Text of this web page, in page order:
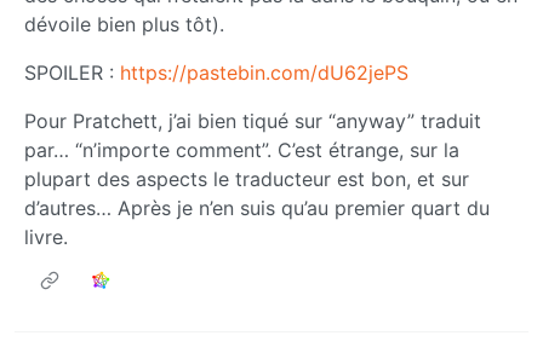
dévoile bien plus tôt).
SPOILER : https://pastebin.com/dU62jePS
Pour Pratchett, j’ai bien tiqué sur “anyway” traduit
par… “n’importe comment”. C’est étrange, sur la
plupart des aspects le traducteur est bon, et sur
d’autres… Après je n’en suis qu’au premier quart du
livre.